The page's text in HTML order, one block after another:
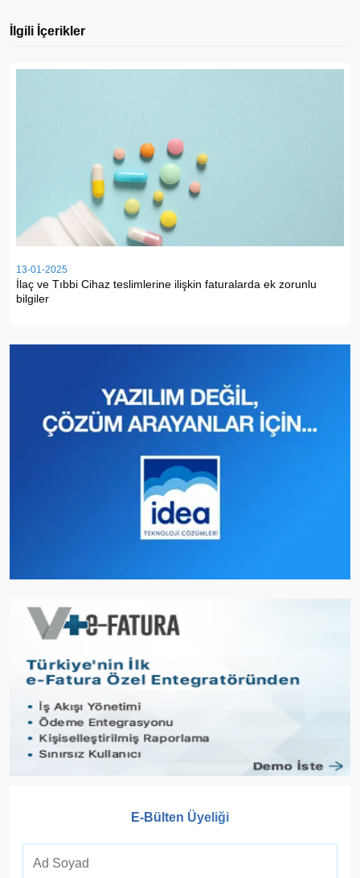
İlgili İçerikler
13-01-2025
İlaç ve Tıbbi Cihaz teslimlerine ilişkin faturalarda ek zorunlu
bilgiler
E-Bülten Üyeliği